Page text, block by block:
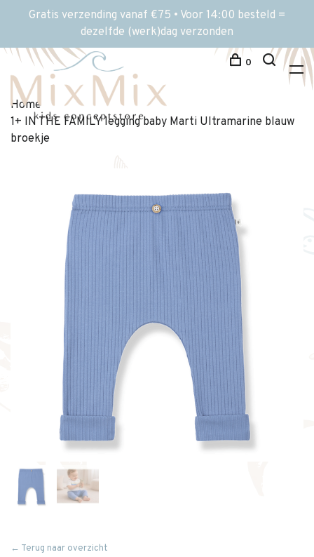
Gratis verzending vanaf €75 • Voor 14:00 besteld =
dezelfde (werk)dag verzonden
0
Home
1+ IN THE FAMILY legging baby Marti Ultramarine blauw
broekje
← Terug naar overzicht